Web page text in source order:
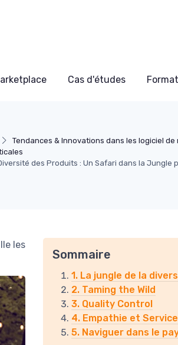
Cas d'études
Tendances & Innovations dans les logiciel de
des Produits : Un Safari dans la Jungle
les
Sommaire
1. La jungle de la
2. Taming the Wild
3. Quality Control
4. Empathie et Service
5. Naviguer dans le